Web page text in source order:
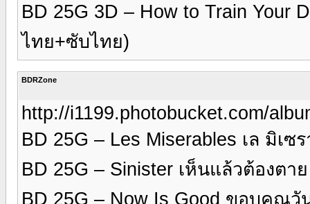
BD 25G 3D – How to Train Your
ไทย+ซับไทย)
BDRZone
http://i1199.photobucket.com/
BD 25G – Les Miserables เล มิเซ
BD 25G – Sinister เห็นแล้วต้องตา
BD 25G – Now Is Good ขอบคุณวั